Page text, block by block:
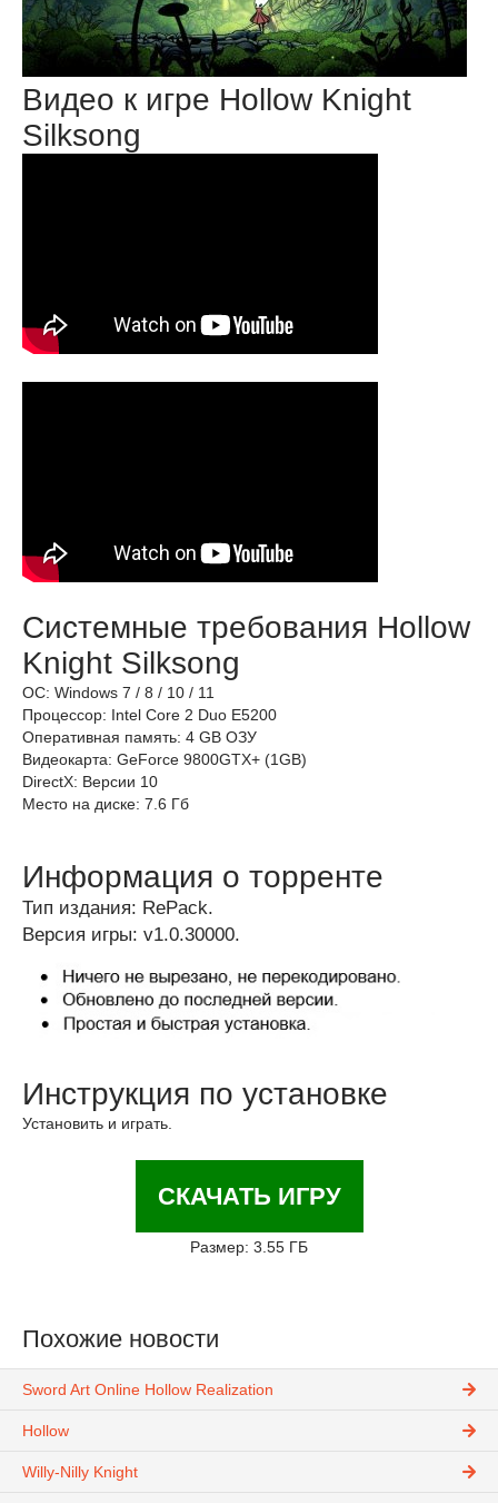
Видео к игре Hollow Knight
Silksong
Системные требования Hollow
Knight Silksong
ОС: Windows 7 / 8 / 10 / 11
Процессор: Intel Core 2 Duo E5200
Оперативная память: 4 GB ОЗУ
Видеокарта: GeForce 9800GTX+ (1GB)
DirectX: Версии 10
Место на диске: 7.6 Гб
Информация о торренте
Тип издания: RePack.
Версия игры: v1.0.30000.
Инструкция по установке
Установить и играть.
СКАЧАТЬ ИГРУ
Размер: 3.55 ГБ
Похожие новости
Sword Art Online Hollow Realization
Hollow
Willy-Nilly Knight